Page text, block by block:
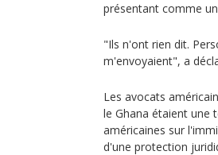
présentant comme
"Ils n'ont rien dit.
m'envoyaient", a
Les avocats
le Ghana étaient une
américaines sur
d'une protection